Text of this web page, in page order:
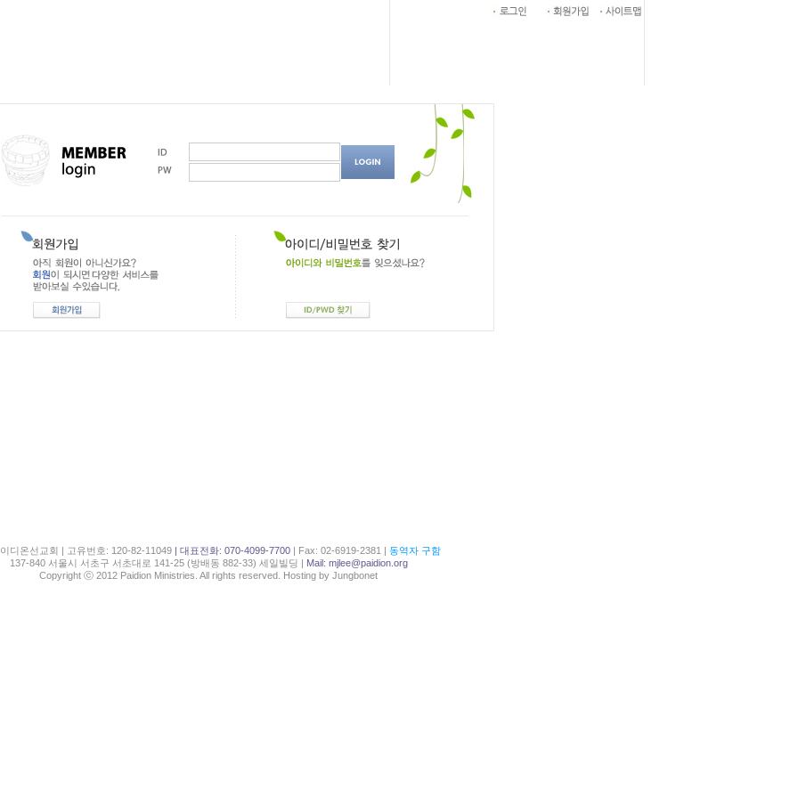
디온선교회 | 고유번호: 120-82-11049| 대표전화: 070-4099-7700| Fax: 02-6919-2381 | 동역자 구함
137-840 서울시 서초구 서초대로 141-25 (방배동 882-33) 세일빌딩 | Mail: mjlee@paidion.org
Copyright ⓒ 2012 Paidion Ministries. All rights reserved. Hosting by Jungbonet